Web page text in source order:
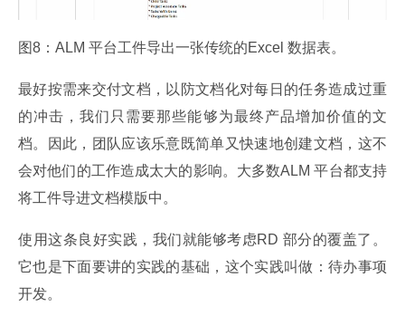
图8：ALM 平台工件导出一张传统的Excel 数据表。
最好按需来交付文档，以防文档化对每日的任务造成过重
的冲击，我们只需要那些能够为最终产品增加价值的文
档。因此，团队应该乐意既简单又快速地创建文档，这不
会对他们的工作造成太大的影响。大多数ALM 平台都支持
将工件导进文档模版中。
使用这条良好实践，我们就能够考虑RD 部分的覆盖了。
它也是下面要讲的实践的基础，这个实践叫做：待办事项
开发。